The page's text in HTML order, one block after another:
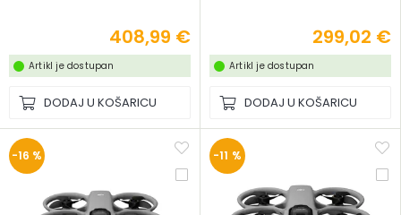
408,99 €
Artikl je dostupan
DODAJ U KOŠARICU
299,02 €
Artikl je dostupan
DODAJ U KOŠARICU
-16 % -11 %